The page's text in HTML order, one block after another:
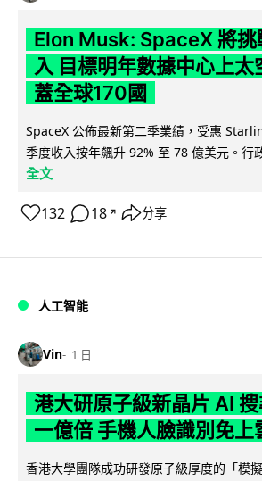
Elon Musk: SpaceX 將挑
入 目標明年數據中心上
蓋全球170國
SpaceX 公佈最新第二季業績，受惠
季度收入按年飆升 92% 至 78 億美元。行
全文
132 18 ↗ 分享
人工智能
Vin 1 日
港大研原子級新晶片 AI
一億倍 手機人臉識別免上
香港大學團隊成功研發原子級厚度的「模